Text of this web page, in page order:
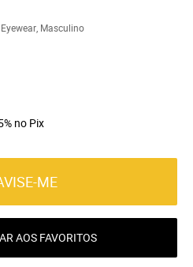
Masculino
no Pix
ME
AOS FAVORITOS